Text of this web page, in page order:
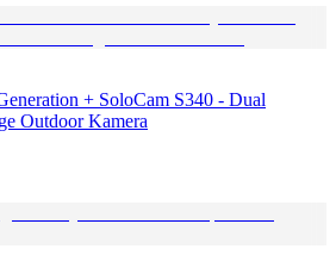
+ SoloCam S340 - Dual
Outdoor Kamera